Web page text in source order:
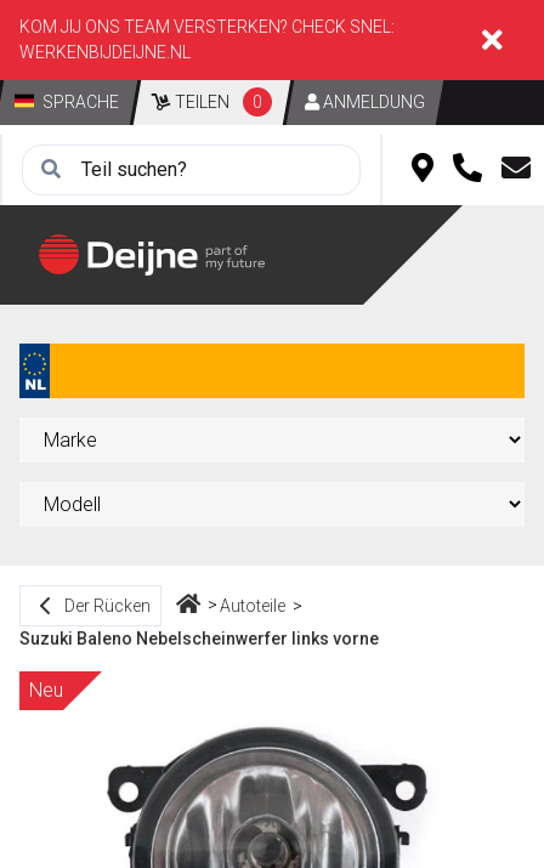
KOM JIJ ONS TEAM VERSTERKEN? CHECK SNEL:
WERKENBIJDEIJNE.NL
SPRACHE TEILEN 0 ANMELDUNG
Der Rücken
Autoteile
Suzuki Baleno Nebelscheinwerfer links vorne
Neu